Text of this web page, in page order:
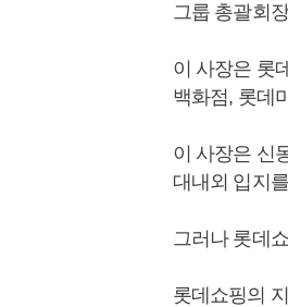
그룹 총괄회
이 사장은 롯
백화점, 롯데
이 사장은 신
대내외 입지
그러나 롯데
롯데쇼핑의